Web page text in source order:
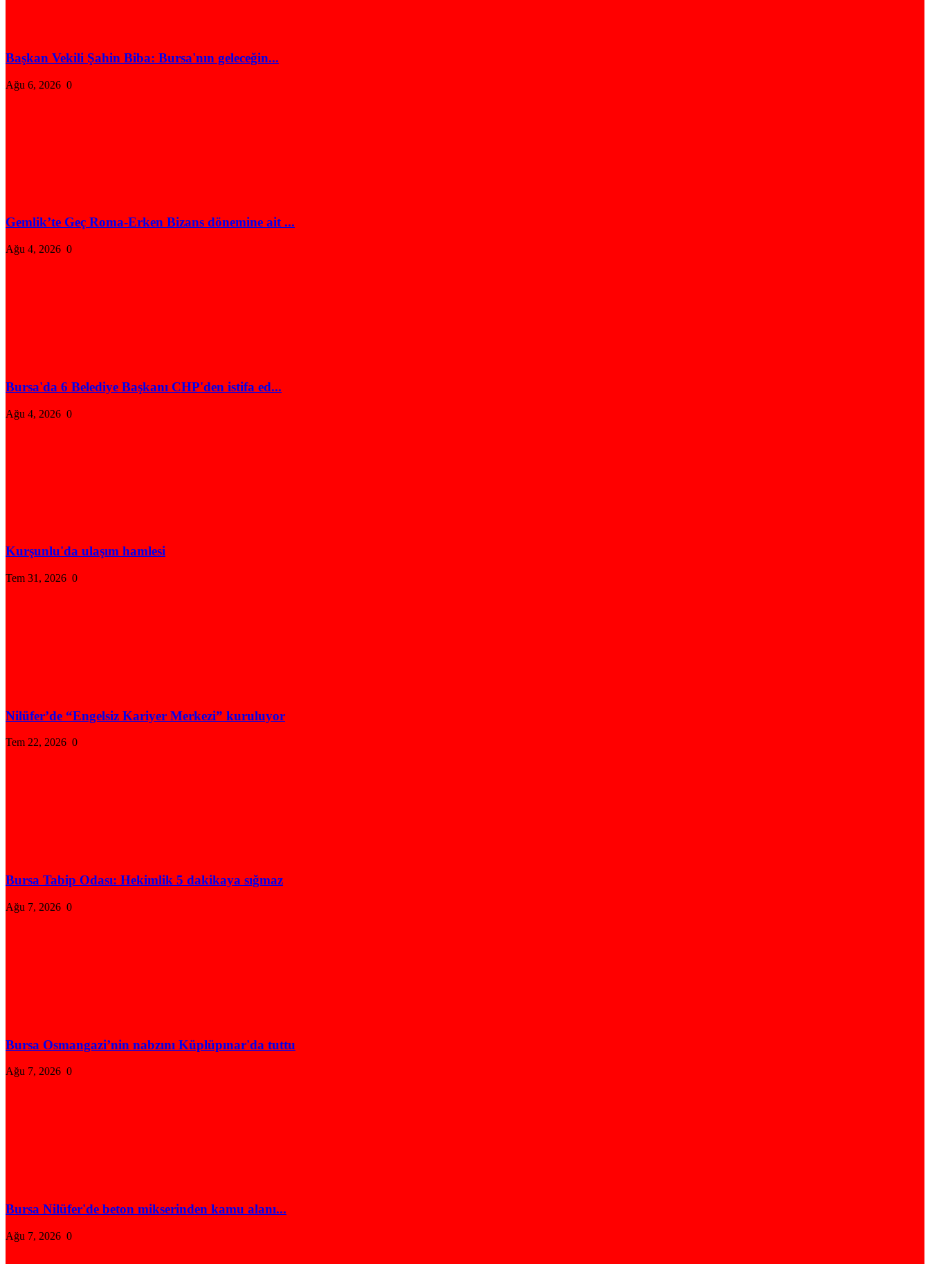
Başkan Vekili Şahin Biba: Bursa'nın geleceğin...
Ağu 6, 2026 0
Gemlik’te Geç Roma-Erken Bizans dönemine ait ...
Ağu 4, 2026 0
Bursa'da 6 Belediye Başkanı CHP'den istifa ed...
Ağu 4, 2026 0
Kurşunlu'da ulaşım hamlesi
Tem 31, 2026 0
Nilüfer’de “Engelsiz Kariyer Merkezi” kuruluyor
Tem 22, 2026 0
Bursa Tabip Odası: Hekimlik 5 dakikaya sığmaz
Ağu 7, 2026 0
Bursa Osmangazi’nin nabzını Küplüpınar'da tuttu
Ağu 7, 2026 0
Bursa Nilüfer'de beton mikserinden kamu alanı...
Ağu 7, 2026 0